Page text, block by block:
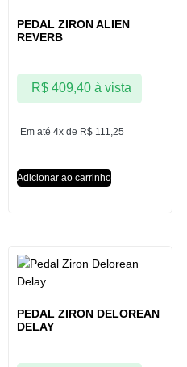
PEDAL ZIRON ALIEN
REVERB
Em até 4x de R$ 111,25
R$409,40 à vista
Adicionar ao carrinho
PEDAL ZIRON DELOREAN
DELAY